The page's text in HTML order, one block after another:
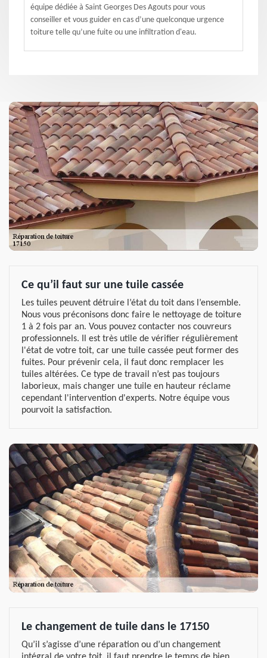
équipe dédiée à Saint Georges Des Agouts pour vous
conseiller et vous guider en cas d’une quelconque urgence
toiture telle qu’une fuite ou une infiltration d'eau.
Ce qu’il faut sur une tuile cassée
Les tuiles peuvent détruire l’état du toit dans l’ensemble.
Nous vous préconisons donc faire le nettoyage de toiture
1 à 2 fois par an. Vous pouvez contacter nos couvreurs
professionnels. Il est très utile de vérifier régulièrement
l'état de votre toit, car une tuile cassée peut former des
fuites. Pour prévenir cela, il faut donc remplacer les
tuiles altérées. Ce type de travail n’est pas toujours
laborieux, mais changer une tuile en hauteur réclame
cependant l'intervention d'experts. Notre équipe vous
pourvoit la satisfaction.
Le changement de tuile dans le 17150
Qu’il s’agisse d’une réparation ou d’un changement